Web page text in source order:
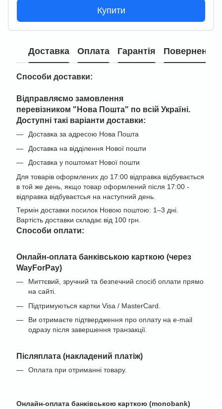
Купити
Доставка Оплата Гарантія Повернення
Способи доставки:
Відправляємо замовлення
перевізником " Нова Пошта" по всій Україні.
Доступні такі варіанти доставки:
Доставка за адресою Нова Пошта
Доставка на відділення Нової пошти
Доставка у поштомат Нової пошти
Для товарів оформлених до 17:00 відправка відбувається
в той же день, якщо товар оформлений після 17:00 -
відправка відбуваєтсья на наступний день.
Термін доставки посилок Новою поштою: 1–3 дні.
Вартість доставки складає від 100 грн.
Cпособи оплати:
Онлайн-оплата банківською карткою (через
WayForPay)
Миттєвий, зручний та безпечний спосіб оплати прямо
на сайті.
Підтримуються картки Visa / MasterCard.
Ви отримаєте підтвердження про оплату на e-mail
одразу після завершення транзакції.
Післяплата (накладений платіж)
Оплата при отриманні товару.
Онлайн-оплата банківською карткою (monobank)